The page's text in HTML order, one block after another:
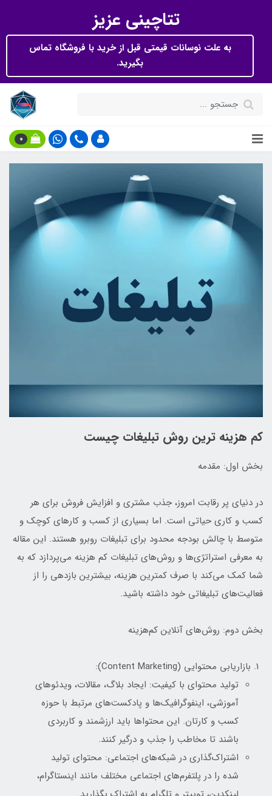
تتاچینی عزیز
به علت نوسانات قیمتی قبل از خرید با فروشگاه تماس
بگیرید.
0
کم هزینه ترین روش تبلیغات چیست
بخش اول: مقدمه
در دنیای پر رقابت امروز، جذب مشتری و افزایش فروش برای هر
کسب و کاری حیاتی است. اما بسیاری از کسب و کارهای کوچک و
متوسط با چالش بودجه محدود برای تبلیغات روبرو هستند. این مقاله
به معرفی استراتژی‌ها و روش‌های تبلیغات کم هزینه می‌پردازد که به
شما کمک می‌کند با صرف کمترین هزینه، بیشترین بازدهی را از
فعالیت‌های تبلیغاتی خود داشته باشید.
بخش دوم: روش‌های آنلاین کم‌هزینه
بازاریابی محتوایی (Content Marketing):
تولید محتوای با کیفیت: ایجاد بلاگ، مقالات، ویدئوهای
آموزشی، اینفوگرافیک‌ها و پادکست‌های مرتبط با حوزه
کسب و کارتان. این محتواها باید ارزشمند و کاربردی
باشند تا مخاطب را جذب و درگیر کنند.
اشتراک‌گذاری در شبکه‌های اجتماعی: محتوای تولید
شده را در پلتفرم‌های اجتماعی مختلف مانند اینستاگرام،